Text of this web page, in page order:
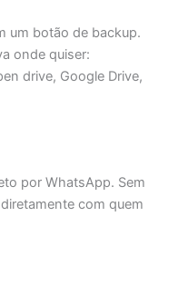
um botão de backup.
onde quiser:
drive, Google Drive,
por WhatsApp. Sem
com quem